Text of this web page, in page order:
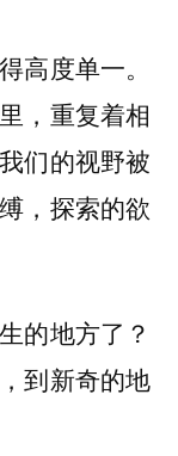
高度单一。
，重复着相
们的视野被
，探索的欲
的地方了？
到新奇的地